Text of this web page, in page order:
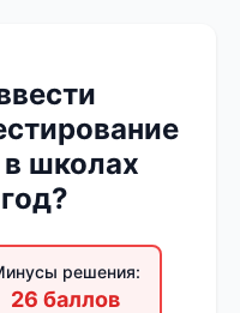
в школах
решения:
26 баллов